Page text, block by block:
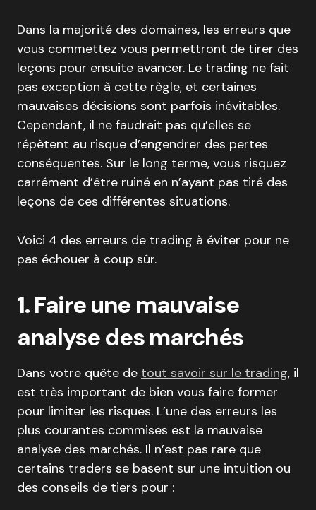
Dans la majorité des domaines, les erreurs que
vous commettez vous permettront de tirer des
leçons pour ensuite avancer. Le trading ne fait
pas exception à cette règle, et certaines
mauvaises décisions sont parfois inévitables.
Cependant, il ne faudrait pas qu’elles se
répètent au risque d’engendrer des pertes
conséquentes. Sur le long terme, vous risquez
carrément d’être ruiné en n’ayant pas tiré des
leçons de ces différentes situations.
Voici 4 des erreurs de trading à éviter pour ne
pas échouer à coup sûr.
1. Faire une mauvaise
analyse des marchés
Dans votre quête de tout savoir sur le trading, il
est très important de bien vous faire former
pour limiter les risques. L’une des erreurs les
plus courantes commises est la mauvaise
analyse des marchés. Il n’est pas rare que
certains traders se basent sur une intuition ou
des conseils de tiers pour :